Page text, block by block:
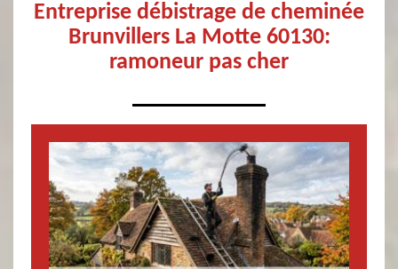
Entreprise débistrage de cheminée
Brunvillers La Motte 60130:
ramoneur pas cher